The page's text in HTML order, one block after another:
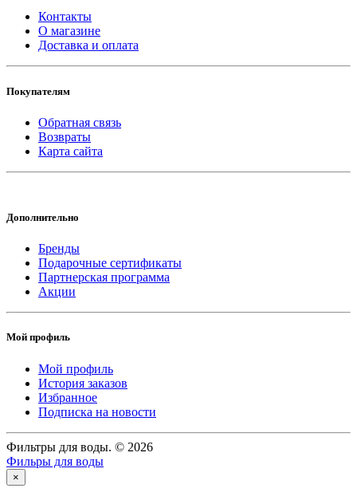
Контакты
О магазине
Доставка и оплата
Покупателям
Обратная связь
Возвраты
Карта сайта
Дополнительно
Бренды
Подарочные сертификаты
Партнерская программа
Акции
Мой профиль
Мой профиль
История заказов
Избранное
Подписка на новости
Фильтры для воды. © 2026
Фильры для воды
×